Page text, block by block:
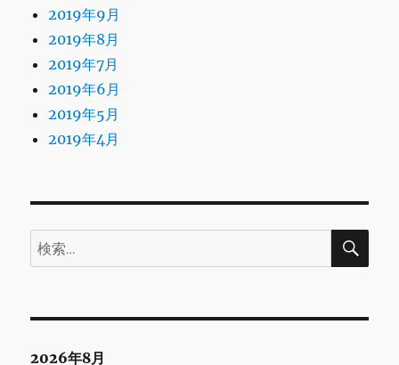
2019年9月
2019年8月
2019年7月
2019年6月
2019年5月
2019年4月
検
索:
検
2026年8月